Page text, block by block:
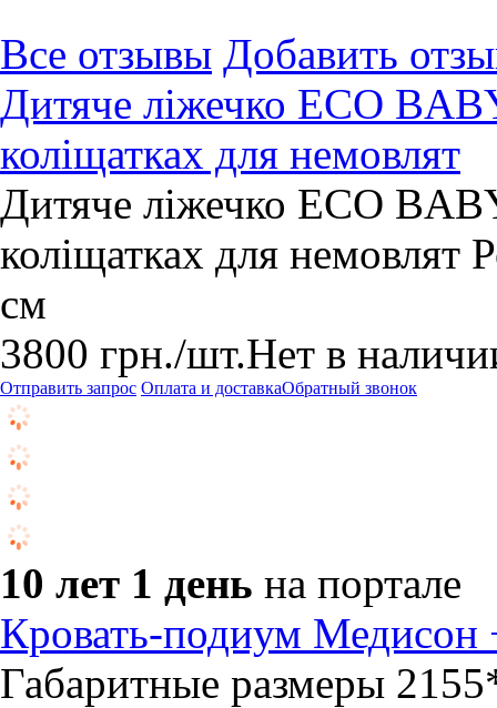
Все отзывы Добавить
Дитяче ліжечко ECO
коліщатках для немовлят
Дитяче ліжечко ECO
коліщатках для немовлят
см
3800 грн./шт.Нет в
Отправить запрос Оплата и доставкаОбратный звонок
10 лет 1 день на портале
Кровать-подиум Медисон
Габаритные размеры